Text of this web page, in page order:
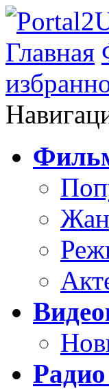
Главная